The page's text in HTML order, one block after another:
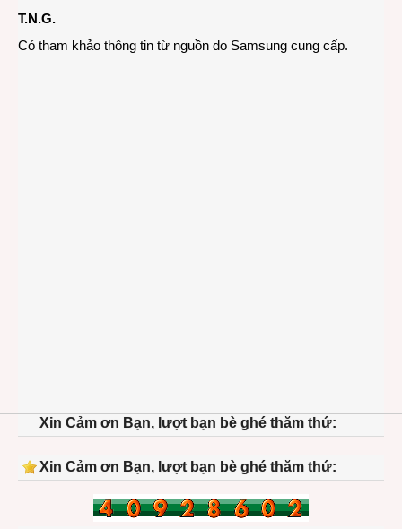
T.N.G.
Có tham khảo thông tin từ nguồn do Samsung cung cấp.
Xin Cảm ơn Bạn, lượt bạn bè ghé thăm thứ:
Xin Cảm ơn Bạn, lượt bạn bè ghé thăm thứ: